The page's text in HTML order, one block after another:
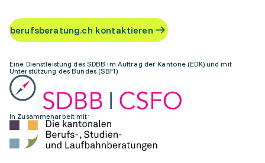
berufsberatung.ch kontaktieren
Eine Dienstleistung des SDBB im Auftrag der Kantone (EDK) und mit
Unterstützung des Bundes (SBFI)
In Zusammenarbeit mit: